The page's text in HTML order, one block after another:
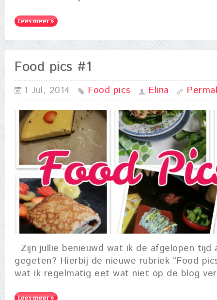
Food pics #1
1 Jul, 2014 Food pics Elina
Zijn jullie benieuwd wat ik de afgelopen tijd
gegeten? Hierbij de nieuwe rubriek “Food
wat ik regelmatig eet wat niet op de blog